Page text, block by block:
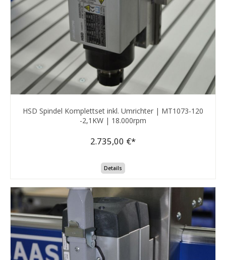
HSD Spindel Komplettset inkl. Umrichter | MT1073-120
-2,1KW | 18.000rpm
2.735,00 €*
Details